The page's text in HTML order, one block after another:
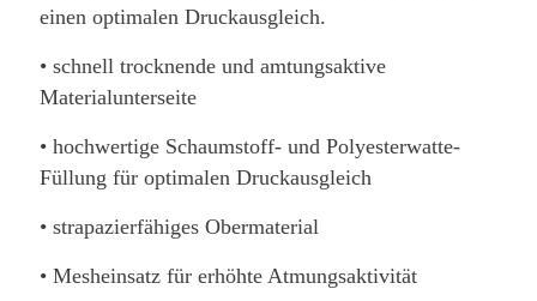
einen optimalen Druckausgleich.
• schnell trocknende und amtungsaktive
Materialunterseite
• hochwertige Schaumstoff- und Polyesterwatte-
Füllung für optimalen Druckausgleich
• strapazierfähiges Obermaterial
• Mesheinsatz für erhöhte Atmungsaktivität